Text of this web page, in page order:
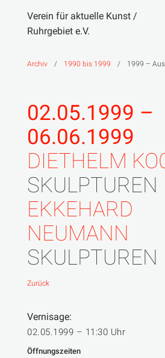
Zum
springen
Verein für aktuelle Kunst /
Ruhrgebiet e.V.
Archiv / 1990 bis 1999 / 1999 –
02.05.1999 –
06.06.1999
DIETHELM
SKULPTUREN
EKKEHARD
NEUMANN
SKULPTUREN
Zurück
Vernisage:
02.05.1999 – 11:30 Uhr
Öffnungszeiten